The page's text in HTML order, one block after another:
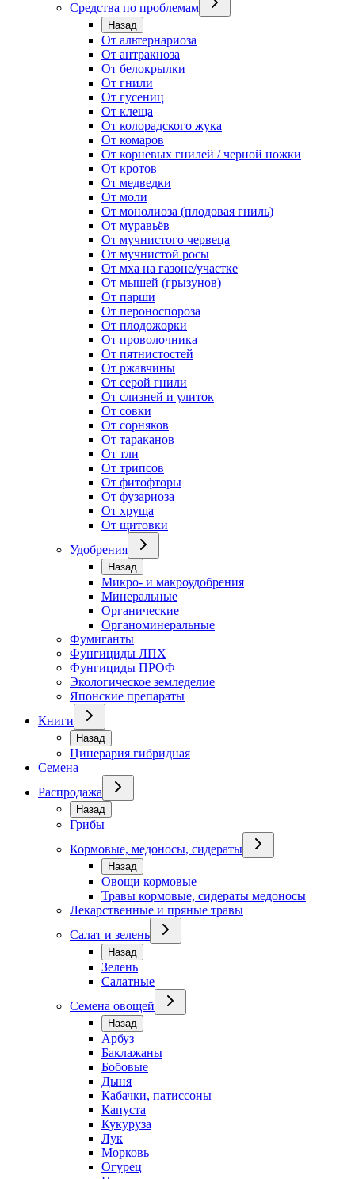
Средства по проблемам
Назад
От альтернариоза
От антракноза
От белокрылки
От гнили
От гусениц
От клеща
От колорадского жука
От комаров
От корневых гнилей / черной ножки
От кротов
От медведки
От моли
От монолиоза (плодовая гниль)
От муравьёв
От мучнистого червеца
От мучнистой росы
От мха на газоне/участке
От мышей (грызунов)
От парши
От пероноспороза
От плодожорки
От проволочника
От пятнистостей
От ржавчины
От серой гнили
От слизней и улиток
От совки
От сорняков
От тараканов
От тли
От трипсов
От фитофторы
От фузариоза
От хруща
От щитовки
Удобрения
Назад
Микро- и макроудобрения
Минеральные
Органические
Органоминеральные
Фумиганты
Фунгициды ЛПХ
Фунгициды ПРОФ
Экологическое земледелие
Японские препараты
Книги
Назад
Цинерария гибридная
Семена
Распродажа
Назад
Грибы
Кормовые, медоносы, сидераты
Назад
Овощи кормовые
Травы кормовые, сидераты медоносы
Лекарственные и пряные травы
Салат и зелень
Назад
Зелень
Салатные
Семена овощей
Назад
Арбуз
Баклажаны
Бобовые
Дыня
Кабачки, патиссоны
Капуста
Кукуруза
Лук
Морковь
Огурец